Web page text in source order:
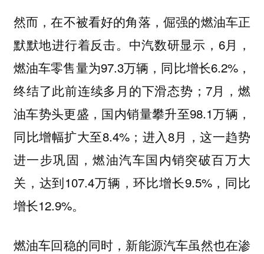
然而，在不被看好的角落，倔强的燃油车正
默默地进行着反击。中汽数研显示，6月，
燃油车零售量为97.3万辆，同比增长6.2%，
终结了此前连续多月的下滑态势；7月，燃
油车势头更盛，国内销量攀升至98.1万辆，
同比增幅扩大至8.4%；进入8月，这一趋势
进一步巩固，燃油汽车国内销突破百万大
关，达到107.4万辆，环比增长9.5%，同比
增长12.9%。
燃油车回稳的同时，新能源汽车虽然也在渗